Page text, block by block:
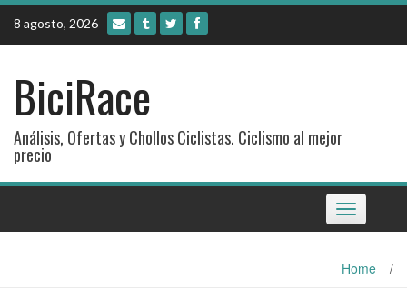
Skip
content
8 agosto, 2026
BiciRace
Análisis, Ofertas y Chollos Ciclistas. Ciclismo al mejor
precio
Toggle
navigation
Home /